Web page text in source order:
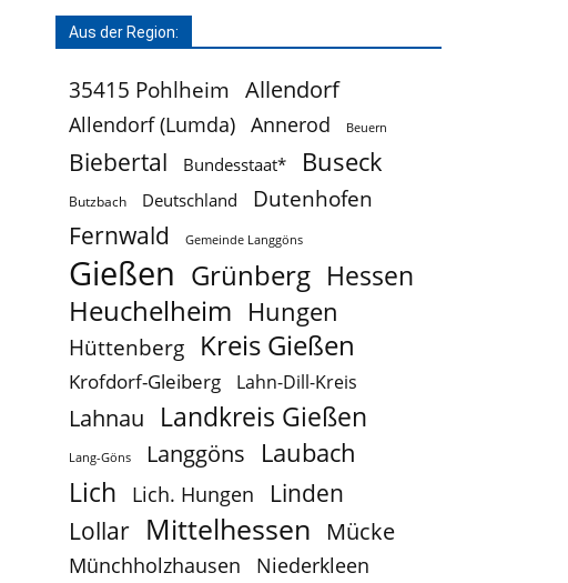
Aus der Region:
35415 Pohlheim Allendorf
Allendorf (Lumda) Annerod Beuern
Biebertal Bundesstaat* Buseck
Butzbach Deutschland Dutenhofen
Fernwald Gemeinde Langgöns
Gießen Grünberg Hessen
Heuchelheim Hungen
Hüttenberg Kreis Gießen
Krofdorf-Gleiberg Lahn-Dill-Kreis
Lahnau Landkreis Gießen
Lang-Göns Langgöns Laubach
Lich Lich. Hungen Linden
Lollar Mittelhessen Mücke
Münchholzhausen Niederkleen